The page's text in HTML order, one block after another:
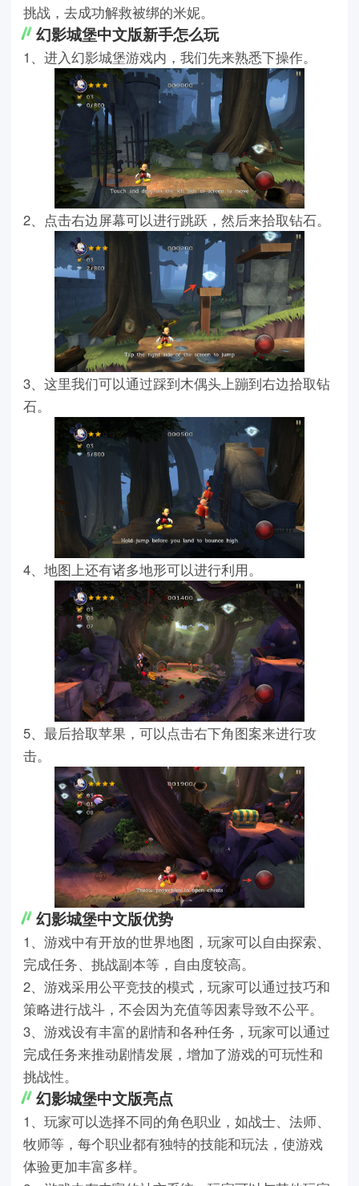
挑战，去成功解救被绑的米妮。
幻影城堡中文版新手怎么玩
1、进入幻影城堡游戏内，我们先来熟悉下操作。
2、点击右边屏幕可以进行跳跃，然后来拾取钻石。
3、这里我们可以通过踩到木偶头上蹦到右边拾取钻
石。
4、地图上还有诸多地形可以进行利用。
5、最后拾取苹果，可以点击右下角图案来进行攻
击。
幻影城堡中文版优势
1、游戏中有开放的世界地图，玩家可以自由探索、
完成任务、挑战副本等，自由度较高。
2、游戏采用公平竞技的模式，玩家可以通过技巧和
策略进行战斗，不会因为充值等因素导致不公平。
3、游戏设有丰富的剧情和各种任务，玩家可以通过
完成任务来推动剧情发展，增加了游戏的可玩性和
挑战性。
幻影城堡中文版亮点
1、玩家可以选择不同的角色职业，如战士、法师、
牧师等，每个职业都有独特的技能和玩法，使游戏
体验更加丰富多样。